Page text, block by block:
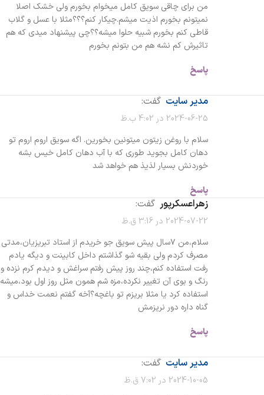
من برای چاقی سویق کامل میخوام بخورم ولی خشک اصلا
نمیتونم بخورم اذیت میشم.چیکار کنم؟؟؟مثلا با عسل و گلاب
قاطی کنم بخورم شبیه حلوا میشه؟؟چی پیشنهاد میدی که هم
تاثیرش کم نشه هم من بتونم بخورم
پاسخ
مدیر سایت گفت:
2024-06-25 در 4:02 ب.ظ
سلام با روغن زیتون میتونین بخورین. اگه سویق اروم اروم تو
دهان کامل بجوید طوری که با آب دهان کامل خیس بشه
خوردنش بسیار لذیذ هم خواهد شد
پاسخ
زهراعسکرپور گفت:
2024-07-22 در 3:16 ق.ظ
سلام،من ۷سال پیش سویق جو خریدم از استاد تبریزیان،مدتی
مصرف کردم ولی بقیه شو گذاشتم داخل کابینت و دیگه یادم
رفت استفاده کنم،چند روز پیش رفتم سراغش و دیدم کرم نزده و
رنگ و بوی آن تغییر نکرده،مزه شم همون مثل روز اول بود،میشه
استفاده کرد یا مثلا بریزم تو باغچه؟آخه گفتم نعمت خداس و
گناه داره دور نریزمش
پاسخ
مدیر سایت گفت:
2024-10-05 در 7:02 ق.ظ